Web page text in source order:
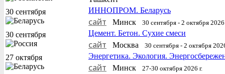
30 сентября
ИННОПРОМ. Беларусь
сайт Минск 30 сентября - 2 октября 2026
30 сентября Цемент. Бетон. Сухие смеси
сайт Москва 30 сентября - 2 октября
27 октября Энергетика. Экология.
сайт Минск 27-30 октября 2026 г.